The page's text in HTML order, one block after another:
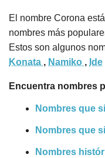
El nombre Corona
nombres más
Estos son algunos
Konata , Namiko , Ide
Encuentra nombres
Nombres que
Nombres que
Nombres